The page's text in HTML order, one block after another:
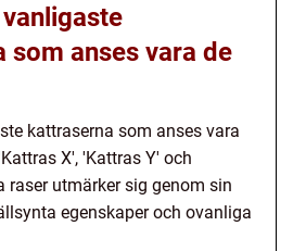
som anses vara de
kattraserna som anses vara
X', 'Kattras Y' och
raser utmärker sig genom sin
egenskaper och ovanliga